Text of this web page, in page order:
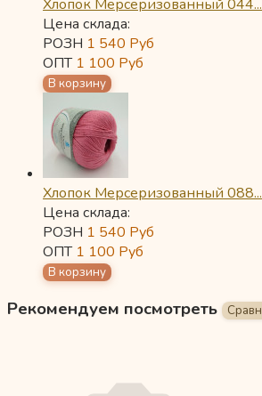
Хлопок Мерсеризованный 044...
Цена склада:
РОЗН 1 540 Руб
ОПТ 1 100 Руб
Хлопок Мерсеризованный 088...
Цена склада:
РОЗН 1 540 Руб
ОПТ 1 100 Руб
Рекомендуем посмотреть